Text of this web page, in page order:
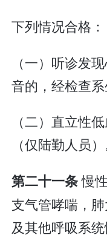
下列情况合格：
（一）听诊发
音的，经检查
（二）直立性
（仅陆勤人员）
第二十一条慢
支气管哮喘，
及其他呼吸系统